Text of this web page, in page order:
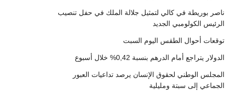
ناصر بوريطة في كالي لتمثيل جلالة الملك في حفل تنصيب
الرئيس الكولومبي الجديد
توقعات أحوال الطقس اليوم السبت
الدولار يتراجع أمام الدرهم بنسبة 0,42% خلال أسبوع
المجلس الوطني لحقوق الإنسان يرصد تداعيات العبور
الجماعي إلى سبتة ومليلية